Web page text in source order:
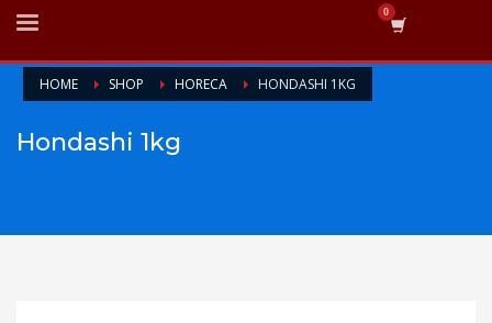
HOME SHOP HORECA HONDASHI 1KG
Hondashi 1kg